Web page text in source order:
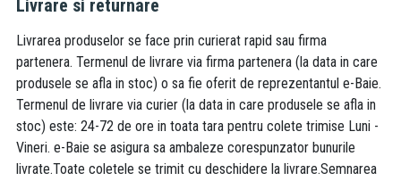
Livrare si returnare
Livrarea produselor se face prin curierat rapid sau firma
partenera. Termenul de livrare via firma partenera (la data in care
produsele se afla in stoc) o sa fie oferit de reprezentantul e-Baie.
Termenul de livrare via curier (la data in care produsele se afla in
stoc) este: 24-72 de ore in toata tara pentru colete trimise Luni -
Vineri. e-Baie se asigura sa ambaleze corespunzator bunurile
livrate.Toate coletele se trimit cu deschidere la livrare.Semnarea